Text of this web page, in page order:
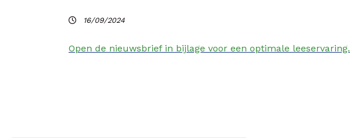
16/09/2024
Open de nieuwsbrief in bijlage voor een optimale leeservaring.